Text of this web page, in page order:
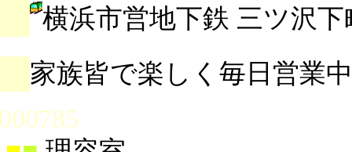
横浜市営地下鉄 三ツ沢下
家族皆で楽しく毎日営業